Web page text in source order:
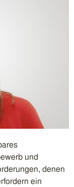
und
denen
ein